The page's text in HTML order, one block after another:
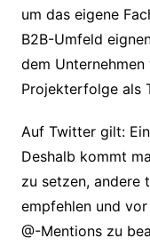
um das eigene
B2B-Umfeld
dem
Projekterfolge als
Auf Twitter gilt:
Deshalb kommt
zu setzen, andere
empfehlen und
@-Mentions zu